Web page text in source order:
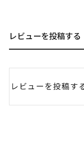
レビューを投稿する
レビューを投稿す